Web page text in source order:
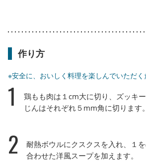
作り方
※安全に、おいしく料理を楽しんでいただく
1
鶏もも肉は１cm大に切り、ズッキ
じんはそれぞれ５mm角に切ります。
2
耐熱ボウルにクスクスを入れ、１
合わせた洋風スープを加えます。